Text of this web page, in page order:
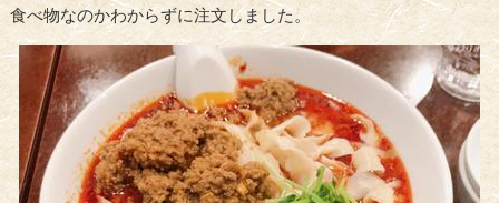
食べ物なのかわからずに注文しました。